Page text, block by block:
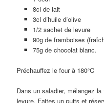
8cl de lait
3cl d’huile d’olive
1/2 sachet de levure
90g de framboises
75g de chocolat blanc.
Préchauffez le four à 180°C
Dans un saladier, mélangez
levure. Faites un puits et